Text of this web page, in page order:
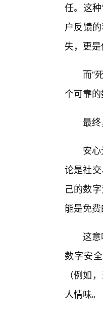
任。这
户反馈
失，更
而“
个可靠
最
安
论是社
己的数
能是免
这
数字安
（例如
人情味。